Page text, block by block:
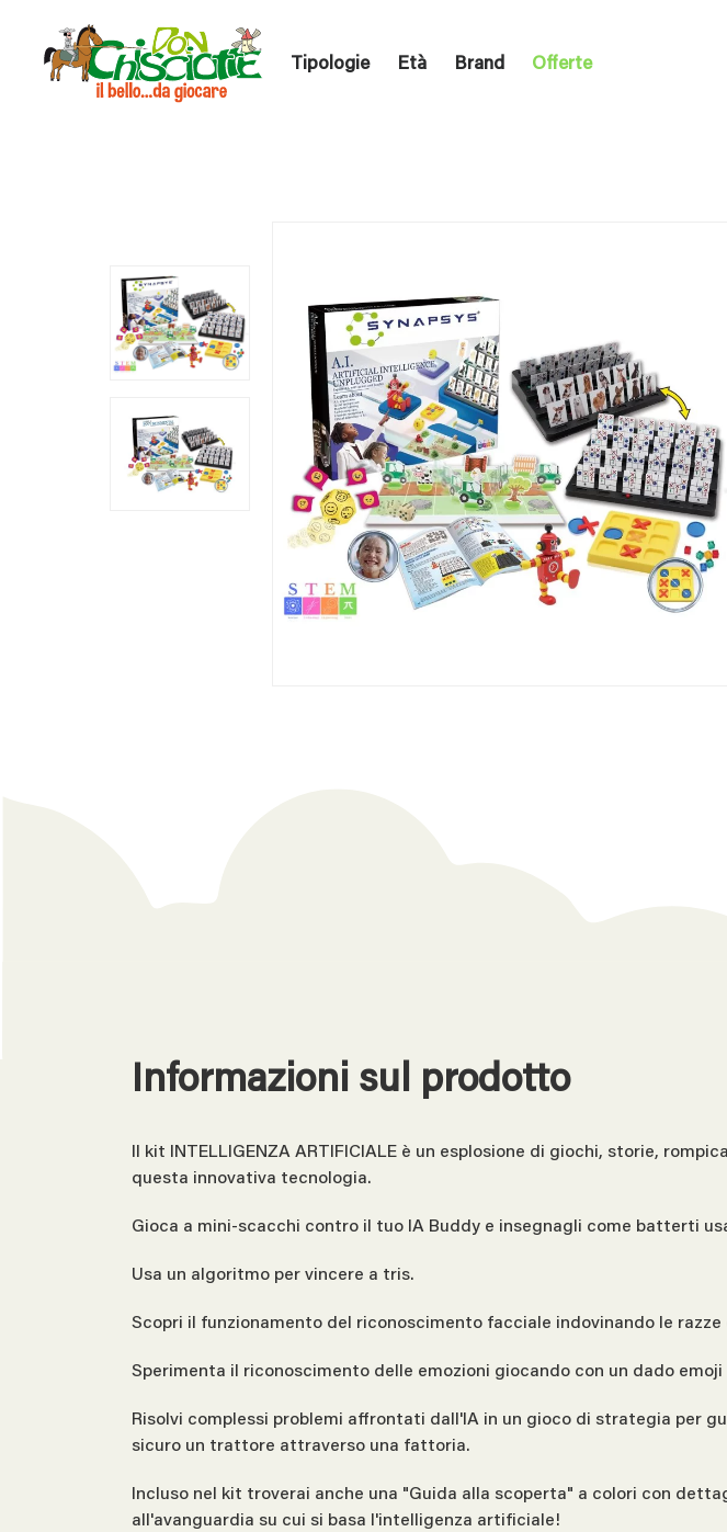
Tipologie Età Brand Offerte
Informazioni sul prodotto
Il kit INTELLIGENZA ARTIFICIALE è un esplosione di giochi, storie,
questa innovativa tecnologia.
Gioca a mini-scacchi contro il tuo IA Buddy e insegnagli come batterti
Usa un algoritmo per vincere a tris.
Scopri il funzionamento del riconoscimento facciale indovinando le razze
Sperimenta il riconoscimento delle emozioni giocando con un dado emoji
Risolvi complessi problemi affrontati dall'IA in un gioco di strategia per
sicuro un trattore attraverso una fattoria.
Incluso nel kit troverai anche una "Guida alla scoperta" a colori con
all'avanguardia su cui si basa l'intelligenza artificiale!